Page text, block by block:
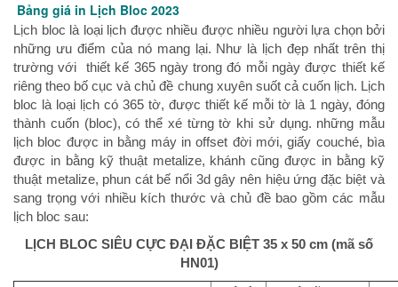
Bảng giá in Lịch Bloc 2023
Lịch bloc là loại lịch được nhiều được nhiều người lựa chọn bởi
những ưu điểm của nó mang lại. Như là lịch đẹp nhất trên thị
trường với thiết kế 365 ngày trong đó mỗi ngày được thiết kế
riêng theo bố cục và chủ đề chung xuyên suốt cả cuốn lịch. Lịch
bloc là loại lịch có 365 tờ, được thiết kế mỗi tờ là 1 ngày, đóng
thành cuốn (bloc), có thể xé từng tờ khi sử dụng. những mẫu
lịch bloc được in bằng máy in offset đời mới, giấy couché, bìa
được in bằng kỹ thuật metalize, khánh cũng được in bằng kỹ
thuật metalize, phun cát bế nổi 3d gây nên hiệu ứng đặc biệt và
sang trọng với nhiều kích thước và chủ đề bao gồm các mẫu
lịch bloc sau:
LỊCH BLOC SIÊU CỰC ĐẠI ĐẶC BIỆT 35 x 50 cm (mã số
HN01)